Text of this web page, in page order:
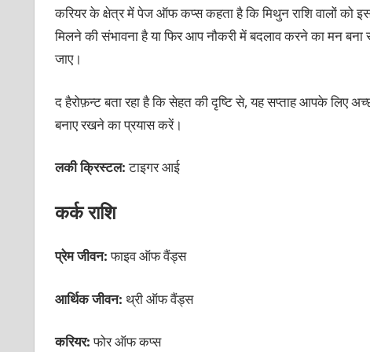
करियर के क्षेत्र में पेज ऑफ कप्स कहता है कि मिथुन राशि वालों को
मिलने की संभावना है या फिर आप नौकरी में बदलाव करने का मन
जाए।
द हैरोफ़न्ट बता रहा है कि सेहत की दृष्टि से, यह सप्ताह आपके
बनाए रखने का प्रयास करें।
लकी क्रिस्टल:टाइगर आई
कर्क राशि
प्रेम जीवन:फाइव ऑफ वैंड्स
आर्थिक जीवन: थ्री ऑफ वैंड्स
करियर:फोर ऑफ कप्स